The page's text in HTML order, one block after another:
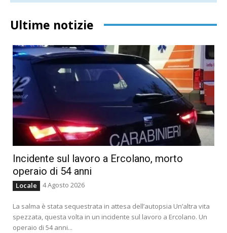
Ultime notizie
Incidente sul lavoro a Ercolano, morto
operaio di 54 anni
Locale 4 Agosto 2026
La salma è stata sequestrata in attesa dell’autopsia Un’altra vita
spezzata, questa volta in un incidente sul lavoro a Ercolano. Un
operaio di 54 anni...